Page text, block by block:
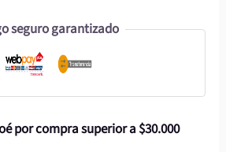
seguro garantizado
por compra superior a $30.000